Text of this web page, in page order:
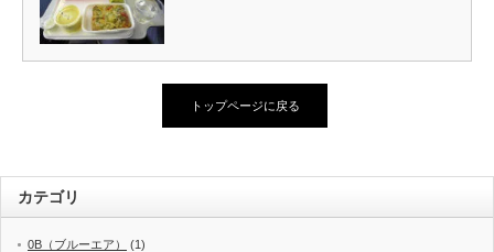
トップページに戻る
カテゴリ
0B（ブルーエア） (1)